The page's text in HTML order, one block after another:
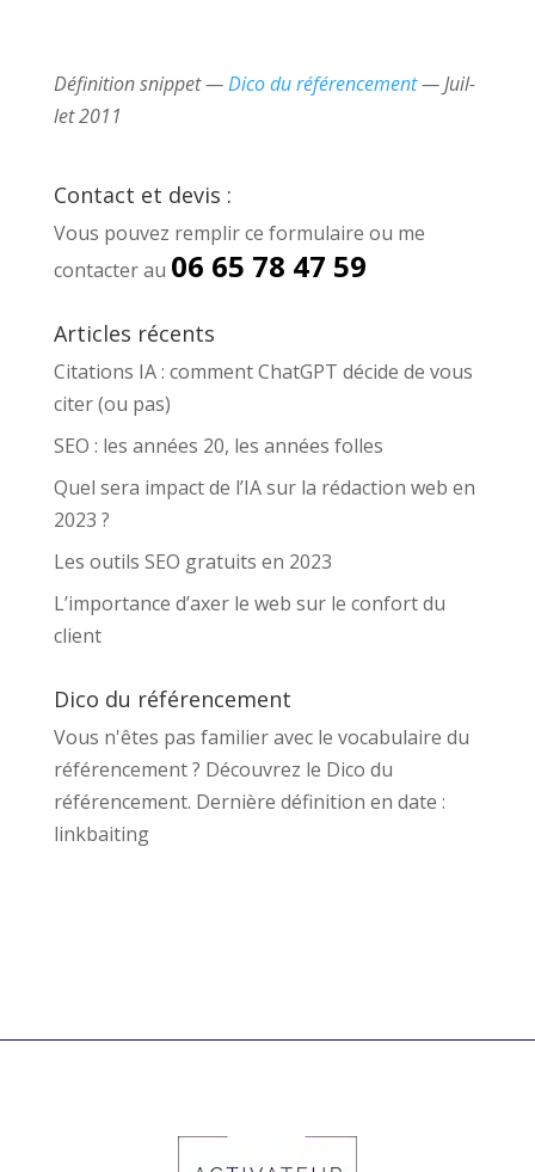
Déf­i­ni­tion snip­pet —Dico du référence­ment— Juil­
let 2011
Contact et devis :
Vous pouvez remplir ce formulaire ou me
contacter au 06 65 78 47 59
Articles récents
Citations IA : comment ChatGPT décide de vous
citer (ou pas)
SEO : les années 20, les années folles
Quel sera impact de l’IA sur la rédaction web en
2023 ?
Les outils SEO gratuits en 2023
L’importance d’axer le web sur le confort du
client
Dico du référencement
Vous n'êtes pas familier avec le vocabulaire du
référencement ? Découvrez le Dico du
référencement. Dernière définition en date :
linkbaiting